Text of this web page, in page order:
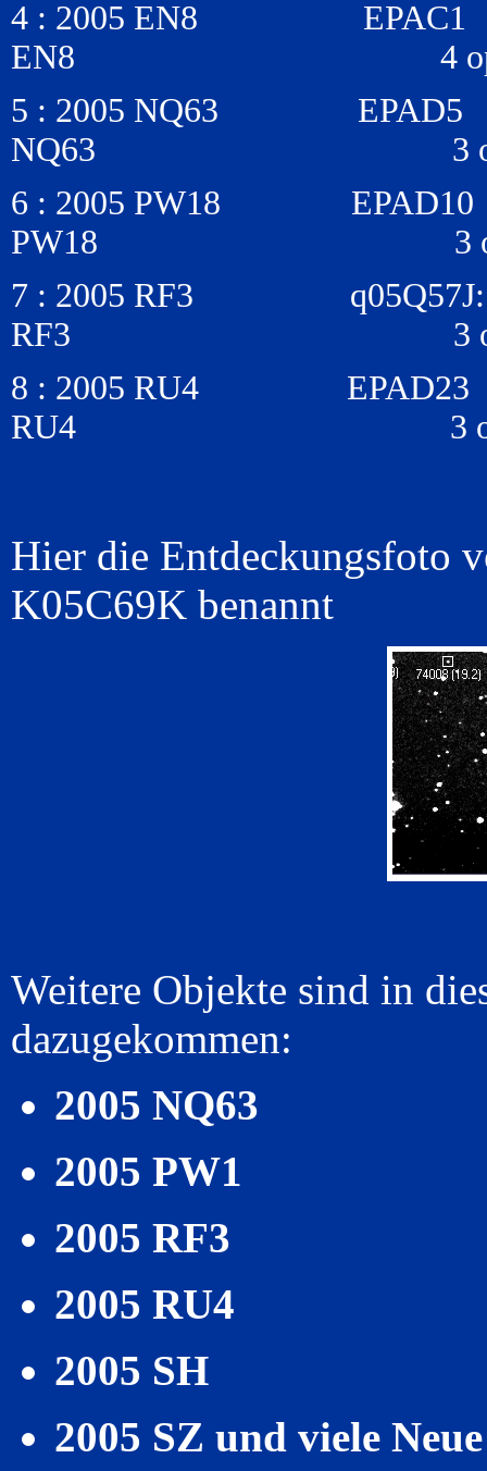
4 : 2005 EN8
EN8 4 opps, 1996-
5 : 2005 NQ63
NQ63 3 opps,
6 : 2005 PW18
PW18 3 opps,
7 : 2005 RF3
RF3 3 opps, 2003-
8 : 2005 RU4
RU4 3 opps, 1999-
Hier die
K05C69K benannt
Weitere Objekte sind in
dazugekommen:
2005 NQ63
2005 PW1
2005 RF3
2005 RU4
2005 SH
2005 SZ und viele